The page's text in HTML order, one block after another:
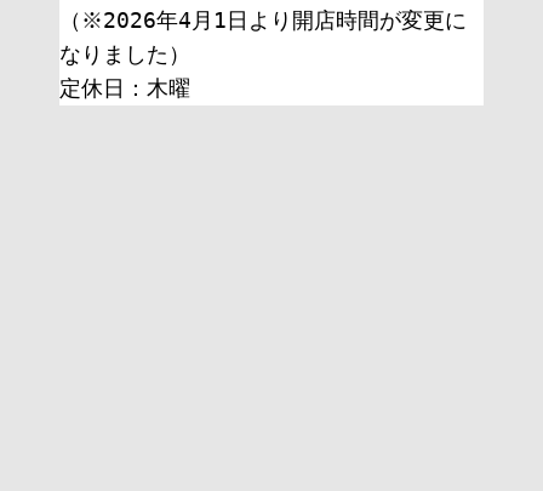
（※2026年4月1日より開店時間が変更に
なりました）
定休日：木曜